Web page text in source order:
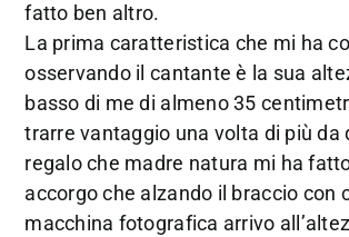
fatto ben altro.
La prima caratteristica che mi ha
osservando il cantante è la sua
basso di me di almeno 35
trarre vantaggio una volta di più da
regalo che madre natura mi ha
accorgo che alzando il braccio con
macchina fotografica arrivo